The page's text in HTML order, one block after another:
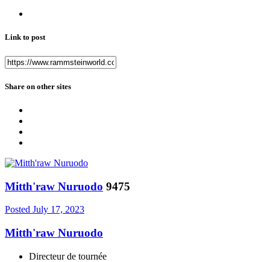
Link to post
Share on other sites
Mitth'raw Nuruodo 9475
Posted July 17, 2023
Mitth'raw Nuruodo
Directeur de tournée